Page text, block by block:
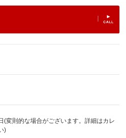
(変則的な場合がございます。詳細はカレ
)